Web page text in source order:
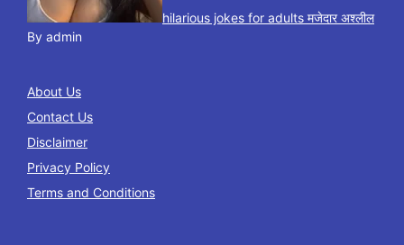
hilarious jokes for adults मजेदार अश्लील
By admin
About Us
Contact Us
Disclaimer
Privacy Policy
Terms and Conditions